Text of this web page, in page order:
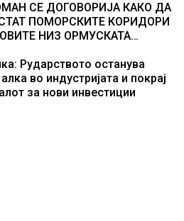
СЕ ДОГОВОРИЈА КАКО ДА
ПОМОРСКИТЕ КОРИДОРИ
НИЗ ОРМУСКАТА
Рударството останува
во индустријата и покрај
за нови инвестиции